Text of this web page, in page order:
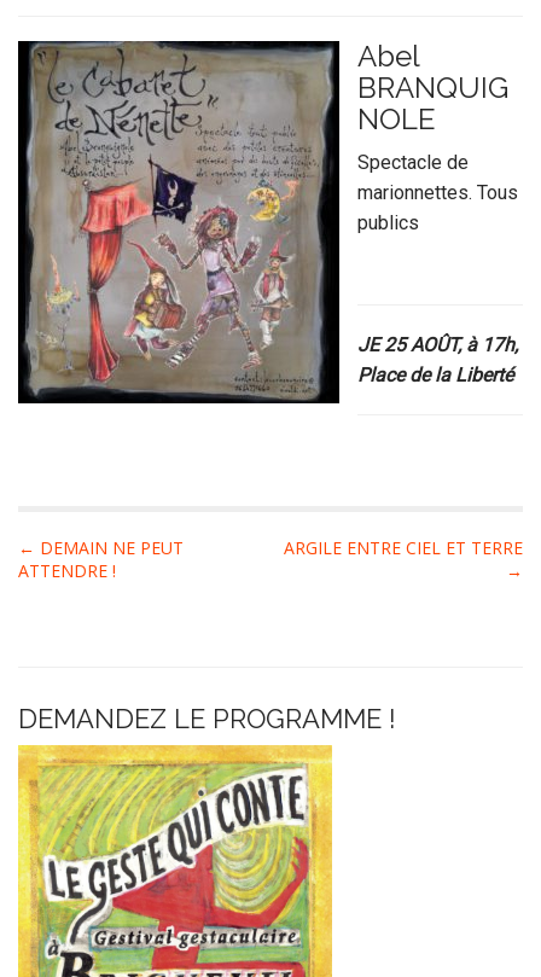
Abel
BRANQUIG
NOLE
Spectacle de
marionnettes. Tous
publics
JE 25 AOÛT, à 17h,
Place de la Liberté
P
o
a
v
i
g
a
t
i
o
n
← DEMAIN NE PEUT
ATTENDRE !
ARGILE ENTRE CIEL ET TERRE
→
DEMANDEZ LE PROGRAMME !